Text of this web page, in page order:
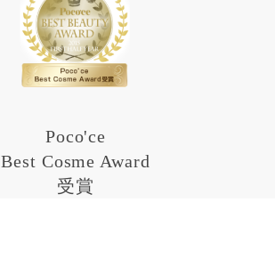
Poco'ce
Best Cosme Award
受賞